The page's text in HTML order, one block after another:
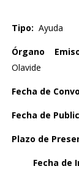
Tipo: Ayuda
Órgano
Olavide
Fecha de
Fecha de
Plazo de
Fecha de